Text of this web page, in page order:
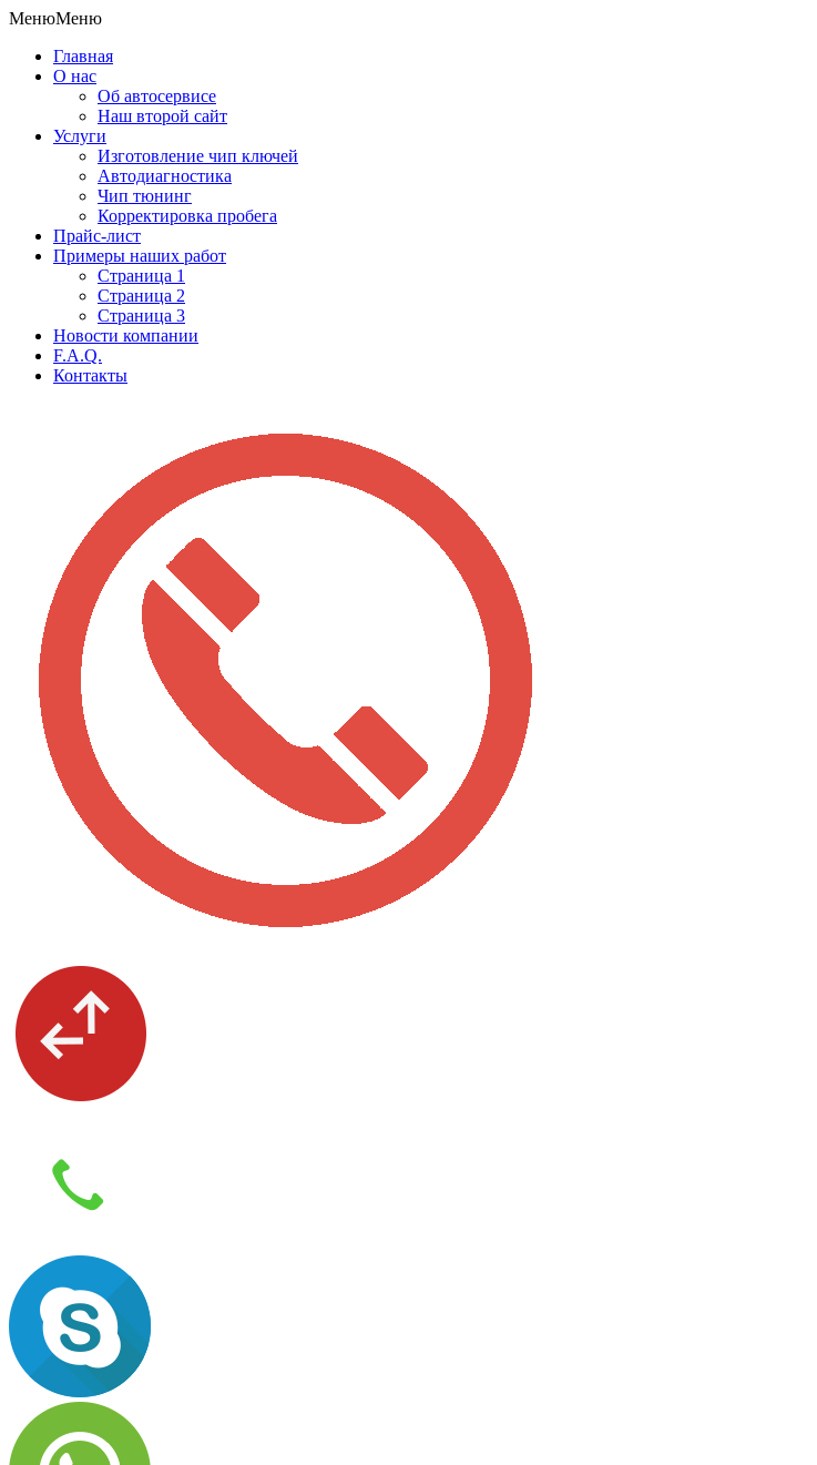
МенюМеню
Главная
О нас
Об автосервисе
Наш второй сайт
Услуги
Изготовление чип ключей
Автодиагностика
Чип тюнинг
Корректировка пробега
Прайс-лист
Примеры наших работ
Страница 1
Страница 2
Страница 3
Новости компании
F.A.Q.
Контакты